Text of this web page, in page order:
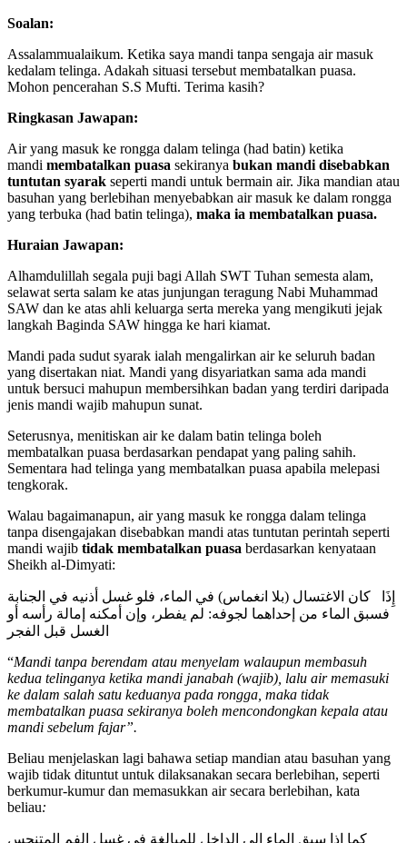
Soalan:
Assalammualaikum. Ketika saya mandi tanpa sengaja air masuk
kedalam telinga. Adakah situasi tersebut membatalkan puasa.
Mohon pencerahan S.S Mufti. Terima kasih?
Ringkasan Jawapan:
Air yang masuk ke rongga dalam telinga (had batin) ketika
mandi membatalkan puasa sekiranya bukan mandi disebabkan
tuntutan syarak seperti mandi untuk bermain air. Jika mandian atau
basuhan yang berlebihan menyebabkan air masuk ke dalam rongga
yang terbuka (had batin telinga), maka ia membatalkan puasa.
Huraian Jawapan:
Alhamdulillah segala puji bagi Allah SWT Tuhan semesta alam,
selawat serta salam ke atas junjungan teragung Nabi Muhammad
SAW dan ke atas ahli keluarga serta mereka yang mengikuti jejak
langkah Baginda SAW hingga ke hari kiamat.
Mandi pada sudut syarak ialah mengalirkan air ke seluruh badan
yang disertakan niat. Mandi yang disyariatkan sama ada mandi
untuk bersuci mahupun membersihkan badan yang terdiri daripada
jenis mandi wajib mahupun sunat.
Seterusnya, menitiskan air ke dalam batin telinga boleh
membatalkan puasa berdasarkan pendapat yang paling sahih.
Sementara had telinga yang membatalkan puasa apabila melepasi
tengkorak.
Walau bagaimanapun, air yang masuk ke rongga dalam telinga
tanpa disengajakan disebabkan mandi atas tuntutan perintah seperti
mandi wajib tidak membatalkan puasa berdasarkan kenyataan
Sheikh al-Dimyati:
إِذَا كان الاغتسال (بلا انغماس) في الماء، فلو غسل أذنيه في الجنابة
فسبق الماء من إحداهما لجوفه: لم يفطر، وإن أمكنه إمالة رأسه أو
الغسل قبل الفجر
“Mandi tanpa berendam atau menyelam walaupun membasuh
kedua telinganya ketika mandi janabah (wajib), lalu air memasuki
ke dalam salah satu keduanya pada rongga, maka tidak
membatalkan puasa sekiranya boleh mencondongkan kepala atau
mandi sebelum fajar”.
Beliau menjelaskan lagi bahawa setiap mandian atau basuhan yang
wajib tidak dituntut untuk dilaksanakan secara berlebihan, seperti
berkumur-kumur dan memasukkan air secara berlebihan, kata
beliau:
كما إذا سبق الماء إلى الداخل للمبالغة في غسل الفم المتنجس